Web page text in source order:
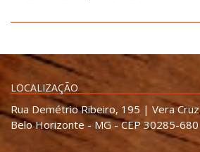
LOCALIZAÇÃO
Rua Demétrio Ribeiro, 195 | Vera Cruz
Belo Horizonte - MG - CEP 30285-680